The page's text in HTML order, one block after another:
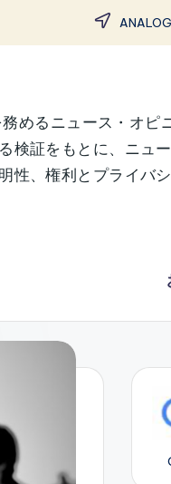
めるニュース・オピ
検証をもとに、ニュ
性、権利とプライバ